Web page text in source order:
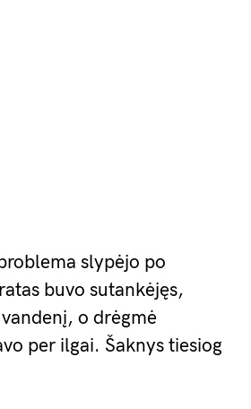
slypėjo po
buvo sutankėjęs,
o drėgmė
per ilgai. Šaknys tiesiog